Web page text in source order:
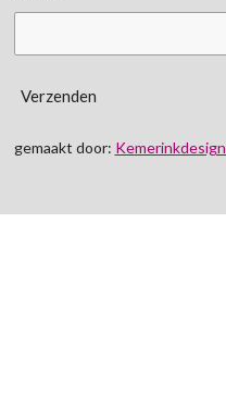
Verzenden
gemaakt door: Kemerinkdesign